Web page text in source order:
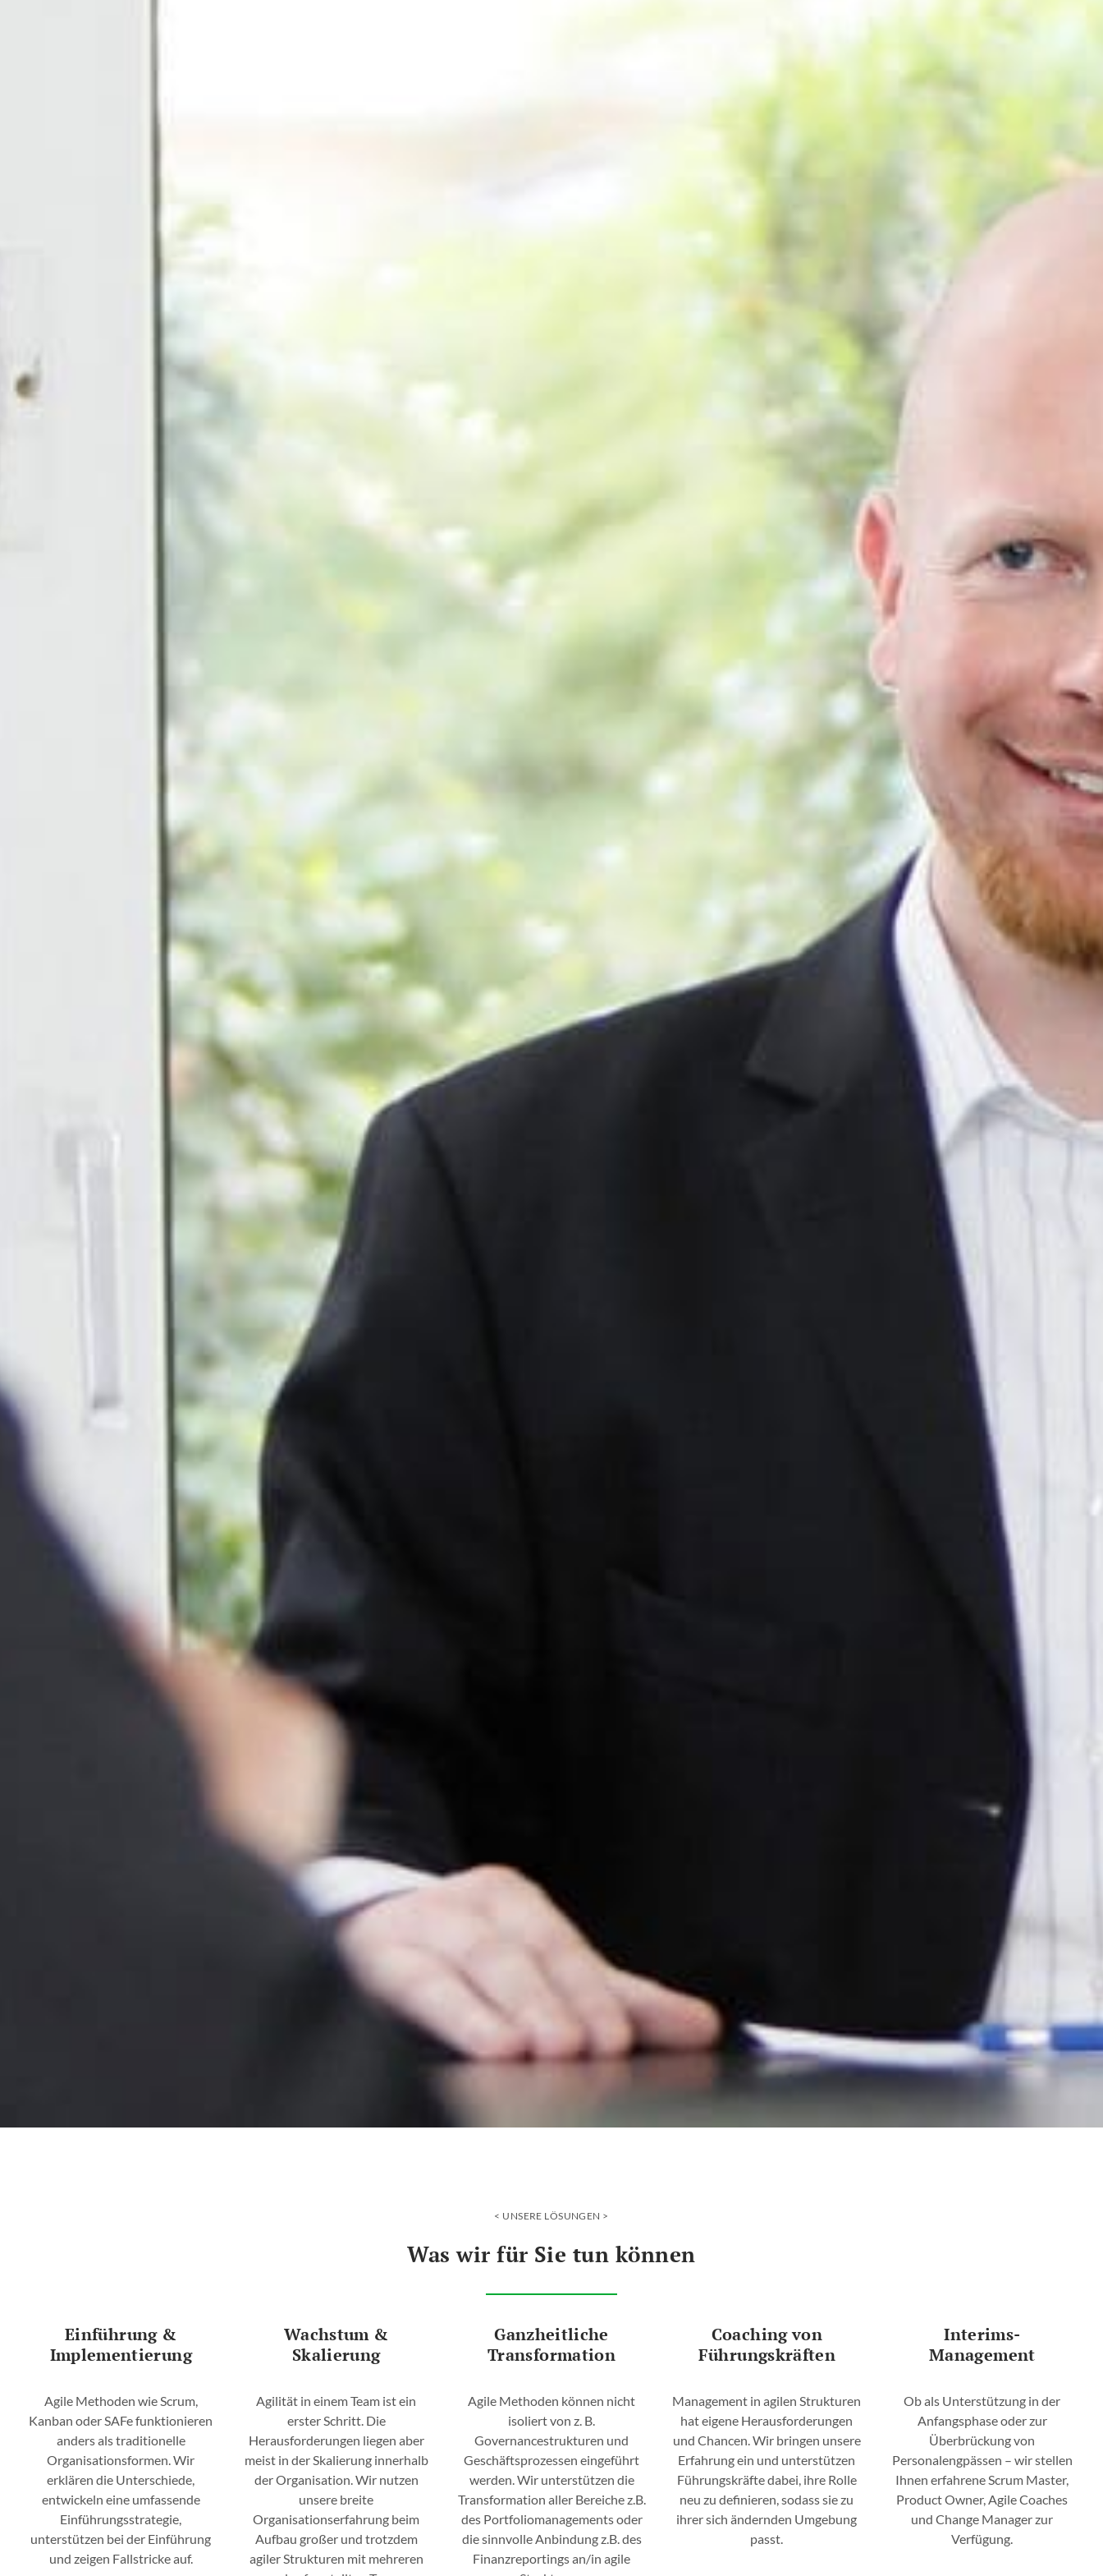
ERFAHREN SIE MEHR
UNSERE LÖSUNGEN
Was wir für Sie tun können
Einführung &
Implementierung
Agile Methoden wie Scrum,
Kanban oder SAFe funktionieren
anders als traditionelle
Organisationsformen. Wir
erklären die Unterschiede,
entwickeln eine umfassende
Einführungsstrategie,
unterstützen bei der Einführung
und zeigen Fallstricke auf.
Wachstum &
Skalierung
Agilität in einem Team ist ein
erster Schritt. Die
Herausforderungen liegen aber
meist in der Skalierung innerhalb
der Organisation. Wir nutzen
unsere breite
Organisationserfahrung beim
Aufbau großer und trotzdem
agiler Strukturen mit mehreren
Ganzheitliche
Transformation
Agile Methoden können nicht
isoliert von z. B.
Governancestrukturen und
Geschäftsprozessen eingeführt
werden. Wir unterstützen die
Transformation aller Bereiche z.B.
des Portfoliomanagements oder
die sinnvolle Anbindung z.B. des
Finanzreportings an/in agile
Coaching von
Führungskräften
Management in agilen Strukturen
hat eigene Herausforderungen
und Chancen. Wir bringen unsere
Erfahrung ein und unterstützen
Führungskräfte dabei, ihre Rolle
neu zu definieren, sodass sie zu
ihrer sich ändernden Umgebung
passt.
Interims-
Management
Ob als Unterstützung in der
Anfangsphase oder zur
Überbrückung von
Personalengpässen – wir stellen
Ihnen erfahrene Scrum Master,
Product Owner, Agile Coaches
und Change Manager zur
Verfügung.